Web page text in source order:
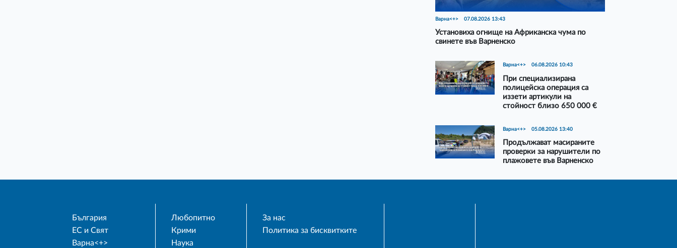
Варна<+> 07.08.2026 13:43
Установиха огнище на Африканска чума по
свинете във Варненско
Варна<+> 06.08.2026 10:43
При специализирана
полицейска операция са
иззети артикули на
стойност близо 650 000 €
Варна<+> 05.08.2026 13:40
Продължават масираните
проверки за нарушители по
плажовете във Варненско
България
ЕС и Свят
Варна<+>
Любопитно
Крими
Наука
За нас
Политика за бисквитките